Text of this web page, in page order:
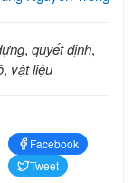
, quyết định,
, vật liệu
Facebook
Tweet